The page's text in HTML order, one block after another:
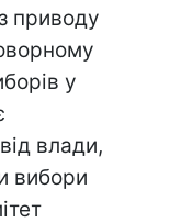
приводу
у
влади,
вибори